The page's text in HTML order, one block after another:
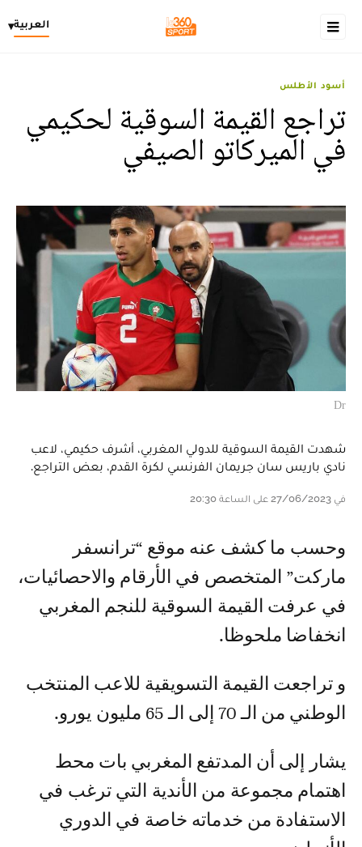
العربية▾
أسود الأطلس
تراجع القيمة السوقية لحكيمي
في الميركاتو الصيفي
Dr
شهدت القيمة السوقية للدولي المغربي، أشرف حكيمي، لاعب
نادي باريس سان جريمان الفرنسي لكرة القدم، بعض التراجع.
في 27/06/2023 على الساعة 20:30
وحسب ما كشف عنه موقع “ترانسفر
ماركت” المتخصص في الأرقام والاحصائيات،
في عرفت القيمة السوقية للنجم المغربي
انخفاضا ملحوظا.
و تراجعت القيمة التسويقية للاعب المنتخب
الوطني من الـ 70 إلى الـ 65 مليون يورو.
يشار إلى أن المدتفع المغربي بات محط
اهتمام مجموعة من الأندية التي ترغب في
الاستفادة من خدماته خاصة في الدوري